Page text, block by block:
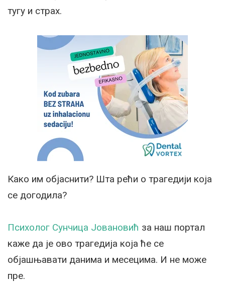
тугу и страх.
Како им објаснити? Шта рећи о трагедији која
се догодила?
Психолог Сунчица Јовановић за наш портал
каже да је ово трагедија која ће се
објашњавати данима и месецима. И не може
пре.